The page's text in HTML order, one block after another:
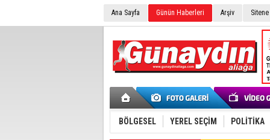
Ana Sayfa Günün Haberleri Arşiv
BÖLGESEL YEREL SEÇİM POLİTİKA